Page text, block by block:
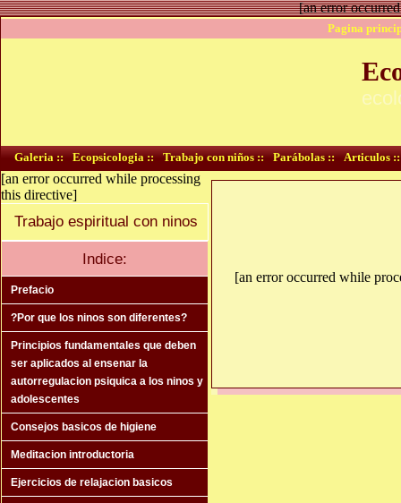
[an error
Pagina
Galeria :: Ecopsicologia :: Trabajo con niños :: Parábolas :: Articulos ::
[an error occurred while processing
this directive]
Trabajo espiritual con ninos
Indice:
Prefacio
?Por que los ninos son diferentes?
Principios fundamentales que deben
ser aplicados al ensenar la
autorregulacion psiquica a los ninos y
adolescentes
Consejos basicos de higiene
Meditacion introductoria
Ejercicios de relajacion basicos
[an error occurred while